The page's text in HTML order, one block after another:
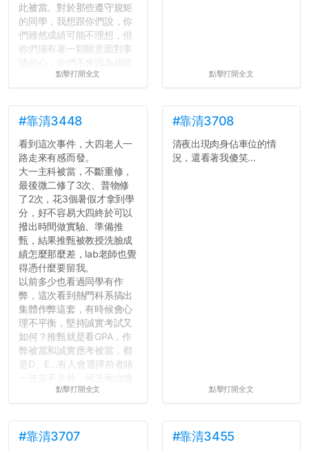
此被當。對於那些遵守規矩
的同學，我想跟你們說，你
們雖然成績可能不理想，但
你們擁有著一顆願意面對事
壓力而選擇逃避(作弊)，在
績無法體現你們的努力，但
往後你們正直的態度一定會
讓你們在社會上適應得更
好。最後，那些作弊的同
學，你們要瞭解到作弊對你
們而言是沒有任何好處的，
大學是你們唯一可以勇敢認
錯但不需要付出太大代價的
地方，你們在這時候如果不
會學會...
點擊打開全文 點擊打開全文
#靠清3448
看到這次事件，大四老人一
路走來有感而發。
大一主科被當，不斷重修，
最後微二修了3次、普物修
了2次，花3個暑假才拿到學
分，好不容易大四終於可以
撥出時間做實驗、準備推
甄，結果推甄被教授洗臉成
績怎麼那麼差，lab老師也覺
得憑什麼要留我。
以前多少也看過同學有作
弊，這次看到熱門科系搞出
集體作弊這套，有時候會心
理不平衡，堅持誠實考試又
如何？推甄就是看GPA，作
弊被當和誠實應考被當，都
是D、E...有人會選擇前者賭
心教授看起來要輕輕放下
長作弊的風氣。
點擊打開全文
#靠清3708
清夜出現肉身佔車位的情
況，還看著我傻笑...
點擊打開全文
#靠清3707 #靠清3455